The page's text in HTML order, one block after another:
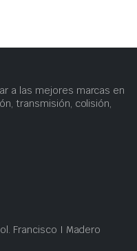
a las mejores marcas en
transmisión, colisión,
Francisco I Madero